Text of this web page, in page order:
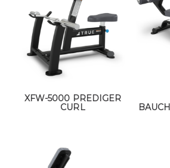
XFW-5000 PREDIGER
CURL